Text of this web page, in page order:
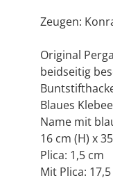
Zeugen:
Original
beidseitig
Blaues
Name mit
16 cm (H) x
Plica: 1,5 cm
Mit Plica: